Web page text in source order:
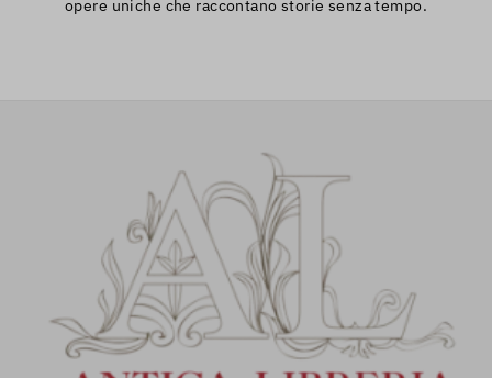
opere uniche che raccontano storie senza tempo.